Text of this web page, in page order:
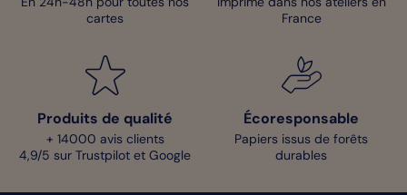
cartes
France
Produits de qualité
+ 14000 avis clients
4,9/5 sur Trustpilot et Google
Écoresponsable
Papiers issus de forêts
durables